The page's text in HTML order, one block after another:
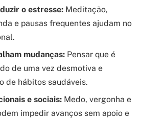
o estresse: Meditação,
e pausas frequentes ajudam no
mudanças: Pensar que é
de uma vez desmotiva e
de hábitos saudáveis.
e sociais: Medo, vergonha e
impedir avanços sem apoio e